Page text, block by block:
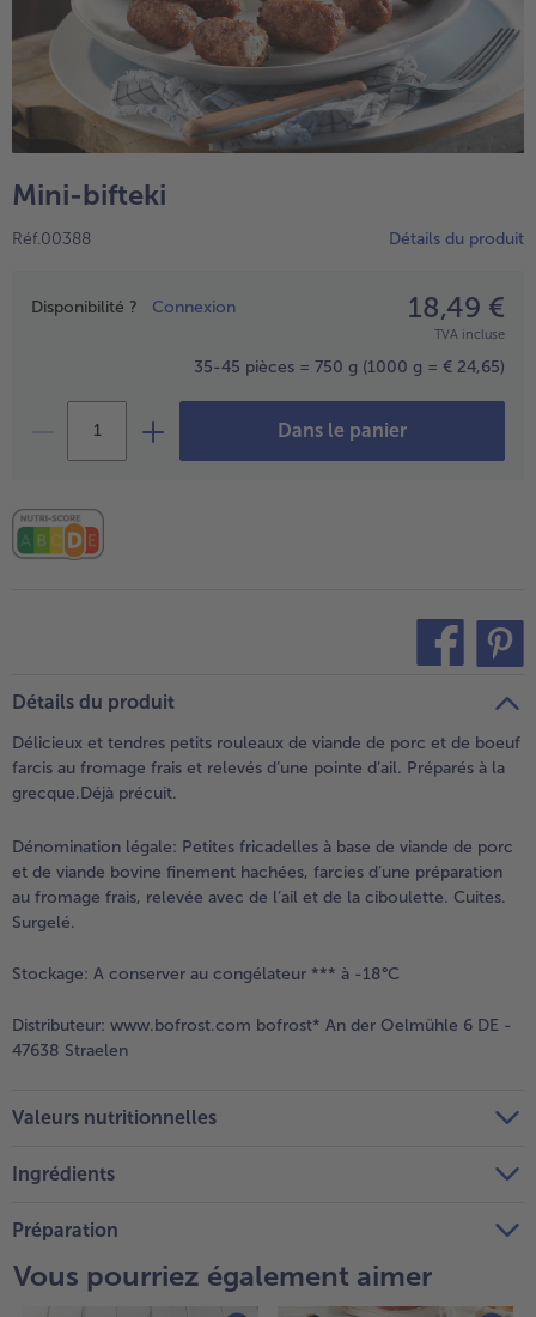
Mini-bifteki
Réf.00388 Détails du produit
Prix
Disponibilité ? Connexion 18,49 €
TVA incluse
35-45 pièces = 750 g (1000 g = € 24,65)
Dans le panier
Détails du produit
Délicieux et tendres petits rouleaux de viande de porc et de boeuf
farcis au fromage frais et relevés d’une pointe d’ail. Préparés à la
grecque.Déjà précuit.
Dénomination légale: Petites fricadelles à base de viande de porc
et de viande bovine finement hachées, farcies d’une préparation
au fromage frais, relevée avec de l’ail et de la ciboulette. Cuites.
Surgelé.
Stockage: A conserver au congélateur *** à -18°C
Distributeur: www.bofrost.com bofrost* An der Oelmühle 6 DE -
47638 Straelen
Valeurs nutritionnelles
Ingrédients
Préparation
Vous pourriez également aimer